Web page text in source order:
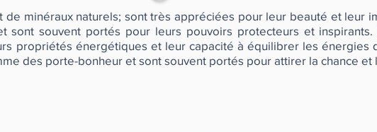
minéraux naturels; sont très appréciées pour leur beauté et leur
sont souvent portés pour leurs pouvoirs protecteurs et
propriétés énergétiques et leur capacité à équilibrer les énergies
des porte-bonheur et sont souvent portés pour attirer la chance et